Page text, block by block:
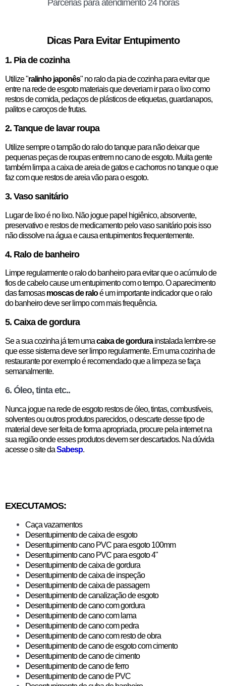
Parcerias para atendimento 24 horas
Dicas Para Evitar Entupimento
1. Pia de cozinha
Utilize "ralinho japonês" no ralo da pia de cozinha para evitar que
entre na rede de esgoto materiais que deveriam ir para o lixo como
restos de comida, pedaços de plásticos de etiquetas, guardanapos,
palitos e caroços de frutas.
2. Tanque de lavar roupa
Utilize sempre o tampão do ralo do tanque para não deixar que
pequenas peças de roupas entrem no cano de esgoto. Muita gente
também limpa a caixa de areia de gatos e cachorros no tanque o que
faz com que restos de areia vão para o esgoto.
3. Vaso sanitário
Lugar de lixo é no lixo. Não jogue papel higiênico, absorvente,
preservativo e restos de medicamento pelo vaso sanitário pois isso
não dissolve na água e causa entupimentos frequentemente.
4. Ralo de banheiro
Limpe regularmente o ralo do banheiro para evitar que o acúmulo de
fios de cabelo cause um entupimento com o tempo. O aparecimento
das famosasmoscas de raloé um importante indicador que o ralo
do banheiro deve ser limpo com mais frequência.
5. Caixa de gordura
Se a sua cozinha já tem umacaixa de gordurainstalada lembre-se
que esse sistema deve ser limpo regularmente. Em uma cozinha de
restaurante por exemplo é recomendado que a limpeza se faça
semanalmente.
6. Óleo, tinta etc..
Nunca jogue na rede de esgoto restos de óleo, tintas, combustíveis,
solventes ou outros produtos parecidos, o descarte desse tipo de
material deve ser feita de forma apropriada, procure pela internet na
sua região onde esses produtos devem ser descartados. Na dúvida
acesse o site daSabesp.
EXECUTAMOS:
Caça vazamentos
Desentupimento de caixa de esgoto
Desentupimento cano PVC para esgoto 100mm
Desentupimento cano PVC para esgoto 4"
Desentupimento de caixa de gordura
​Desentupimento de caixa de inspeção
Desentupimento de caixa de passagem
Desentupimento de canalização de esgoto
Desentupimento de cano com gordura
Desentupimento de cano com lama
Desentupimento de cano com pedra
Desentupimento de cano com resto de obra
Desentupimento de cano de esgoto com cimento
Desentupimento de cano de cimento
Desentupimento de cano de ferro
Desentupimento de cano de PVC